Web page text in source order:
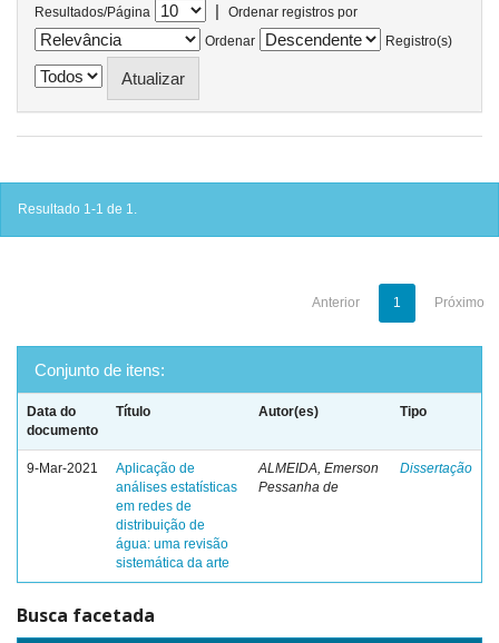
Resultados/Página |
Ordenar registros por
Ordenar
Registro(s)
Resultado 1-1 de 1.
Anterior 1 Próximo
Conjunto de itens:
Data do
documento
Título Autor(es) Tipo
9-Mar-2021
Aplicação de
análises estatísticas
em redes de
distribuição de
água: uma revisão
sistemática da arte
ALMEIDA, Emerson
Pessanha de
Dissertação
Busca facetada